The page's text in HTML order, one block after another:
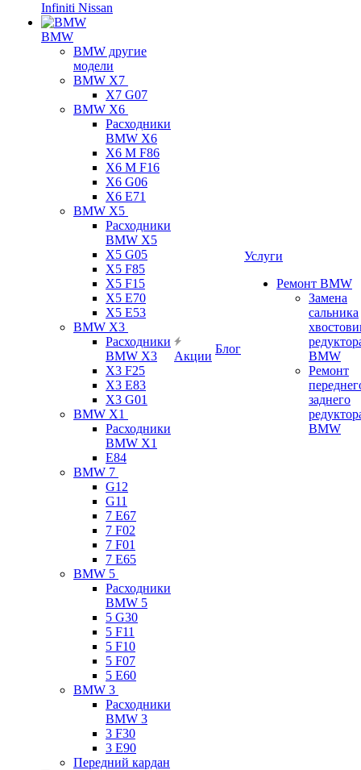
Infiniti Nissan
BMW
BMW другие
модели
BMW X7
X7 G07
BMW X6
Расходники
BMW X6
X6 M F86
X6 M F16
X6 G06
X6 E71
BMW X5
Расходники
BMW X5
X5 G05
X5 F85
X5 F15
X5 E70
X5 E53
BMW X3
Расходники
BMW X3
X3 F25
X3 E83
X3 G01
BMW X1
Расходники
BMW X1
E84
BMW 7
G12
G11
7 Е67
7 F02
7 F01
7 E65
BMW 5
Расходники
BMW 5
5 G30
5 F11
5 F10
5 F07
5 E60
BMW 3
Расходники
BMW 3
3 F30
3 E90
Передний кардан
Акции
Блог
Услуги
Ремонт BMW
Замена
сальника
BMW
Ремонт
заднего
BMW